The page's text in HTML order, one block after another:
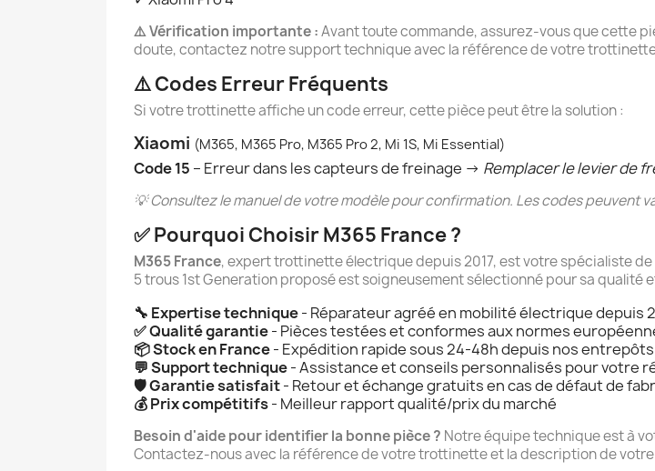
⚠️ Vérification importante :Avant toute commande, assurez-vous que cette
doute, contactez notre support technique avec la référence de votre
⚠️ Codes Erreur Fréquents
Si votre trottinette affiche un code erreur, cette pièce peut être la solution :
Xiaomi (M365, M365 Pro, M365 Pro 2, Mi 1S, Mi Essential)
Code 15 – Erreur dans les capteurs de freinage → Remplacer le levier de
💡 Consultez le manuel de votre modèle pour confirmation. Les codes peuvent
✅ Pourquoi Choisir M365 France ?
M365 France, expert trottinette électrique depuis 2017, est votre spécialiste
5 trous 1st Generation proposé est soigneusement sélectionné pour sa qualité
🔧 Expertise technique- Réparateur agréé en mobilité électrique depuis
✅ Qualité garantie- Pièces testées et conformes aux normes
📦 Stock en France- Expédition rapide sous 24-48h depuis nos
💬 Support technique- Assistance et conseils personnalisés pour votre
🛡️ Garantie satisfait- Retour et échange gratuits en cas de défaut de
💰 Prix compétitifs- Meilleur rapport qualité/prix du marché
Besoin d'aide pour identifier la bonne pièce ? Notre équipe technique est à
Contactez-nous avec la référence de votre trottinette et la description de